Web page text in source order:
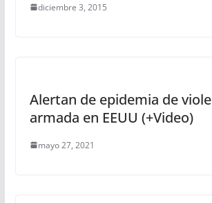
diciembre 3, 2015
Alertan de epidemia de
armada en EEUU (+Video)
mayo 27, 2021